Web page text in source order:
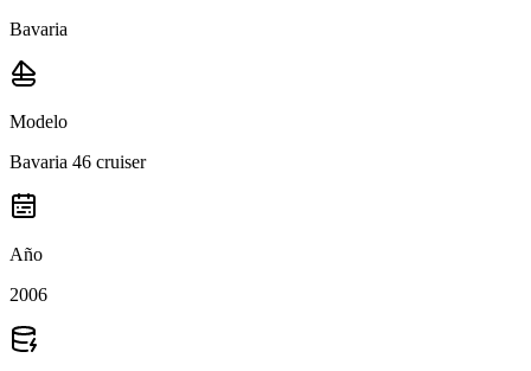
Bavaria
Modelo
Bavaria 46 cruiser
Año
2006